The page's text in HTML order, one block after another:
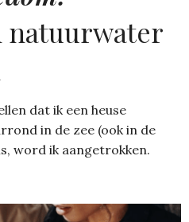
natuurwater
dat ik een heuse
in de zee (ook in de
word ik aangetrokken.